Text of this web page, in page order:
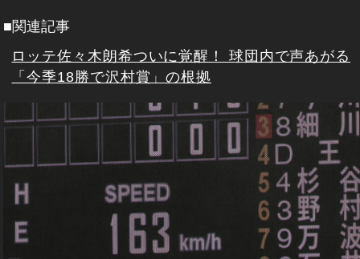
■関連記事
ロッテ佐々木朗希ついに覚醒！ 球団内で声あがる
「今季18勝で沢村賞」の根拠